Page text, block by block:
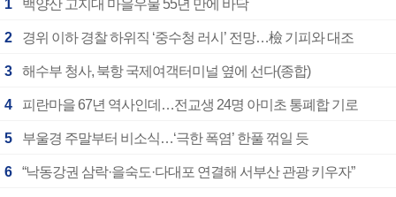
1 백양산 고지대 마을우물 55년 만에 바닥
2 경위 이하 경찰 하위직 ‘중수청 러시’ 전망…檢 기피와 대조
3 해수부 청사, 북항 국제여객터미널 옆에 선다(종합)
4 피란마을 67년 역사인데…전교생 24명 아미초 통폐합 기로
5 부울경 주말부터 비소식…‘극한 폭염’ 한풀 꺾일 듯
6 “낙동강권 삼락·을숙도·다대포 연결해 서부산 관광 키우자”